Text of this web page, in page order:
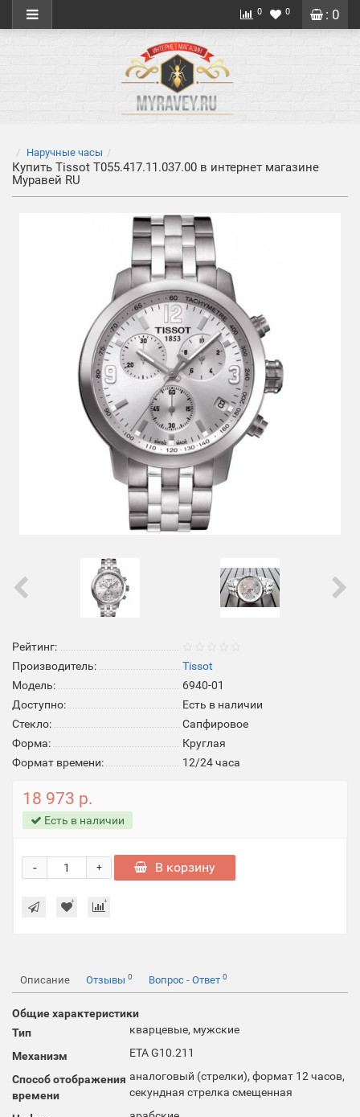
: 0
0 0
Наручные часы
Купить Tissot T055.417.11.037.00 в интернет магазине
Муравей RU
Рейтинг:
Производитель:
Tissot
Модель:
6940-01
Доступно:
Есть в наличии
Стекло:
Cапфировое
Форма:
Круглая
Формат времени:
12/24 часа
18 973 р.
Есть в наличии
+
- В корзину
Описание Отзывы 0 Вопрос - Ответ 0
Общие характеристики
Тип
кварцевые, мужские
Механизм ETA G10.211
Способ отображения
времени
аналоговый (стрелки), формат 12 часов,
секундная стрелка смещенная